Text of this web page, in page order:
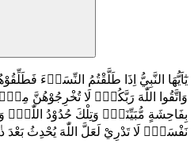
يٰٓاَيُّهَا النَّبِيُّ اِذَا طَلَّقْتُمُ النِّسَاۤءَ
وَاتَّقُوا اللّٰهَ رَبَّكُمْۚ لَا تُخْرِجُوْهُنَّ مِنْۢ
بِفَاحِشَةٍ مُّبَيِّنَةٍۗ وَتِلْكَ حُدُوْدُ اللّٰهِۗ
نَفْسَهٗۗ لَا تَدْرِيْ لَعَلَّ اللّٰهَ يُحْدِثُ بَعْدَ